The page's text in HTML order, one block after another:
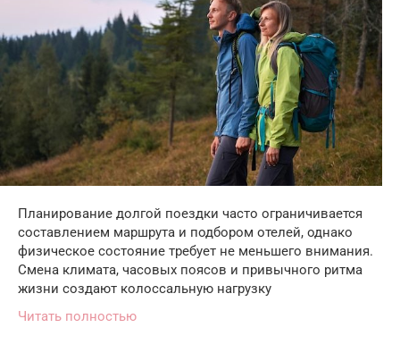
Планирование долгой поездки часто ограничивается
составлением маршрута и подбором отелей, однако
физическое состояние требует не меньшего внимания.
Смена климата, часовых поясов и привычного ритма
жизни создают колоссальную нагрузку
Читать полностью